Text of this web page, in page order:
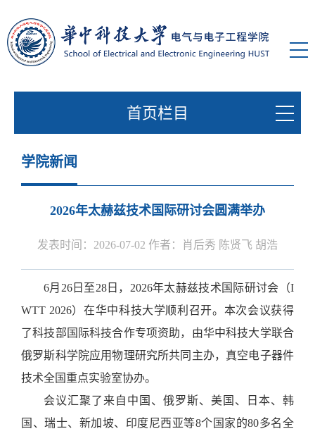
首页栏目
学院新闻
2026年太赫兹技术国际研讨会圆满举办
发表时间：2026-07-02 作者：肖后秀 陈贤飞 胡浩
6月26日至28日，2026年太赫兹技术国际研讨会（I
WTT 2026）在华中科技大学顺利召开。本次会议获得
了科技部国际科技合作专项资助，由华中科技大学联合
俄罗斯科学院应用物理研究所共同主办，真空电子器件
技术全国重点实验室协办。
会议汇聚了来自中国、俄罗斯、美国、日本、韩
国、瑞士、新加坡、印度尼西亚等8个国家的80多名全